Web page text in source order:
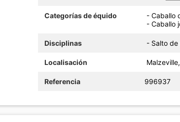
Categorías de équido
- Caballo
- Caballo
Disciplinas - Salto
Localisación
Referencia 996937